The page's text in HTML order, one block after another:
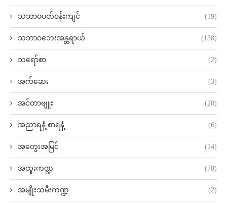
သဘာဝပတ်ဝန်းကျင် (19)
သဘာဝဘေးအန္တရာယ် (138)
သရော်စာ (2)
အက်ဆေး (3)
အင်တာဗျူး (20)
အညာရနံ့ စာရနံ့ (6)
အတွေးအမြင် (14)
အထူးကဏ္ဍ (78)
အမျိုးသမီးကဏ္ဍ (2)